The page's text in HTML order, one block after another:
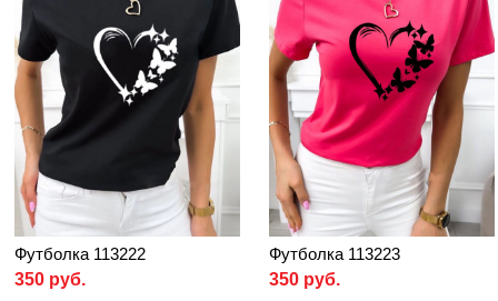
Футболка 113222
350 руб.
Футболка 113223
350 руб.